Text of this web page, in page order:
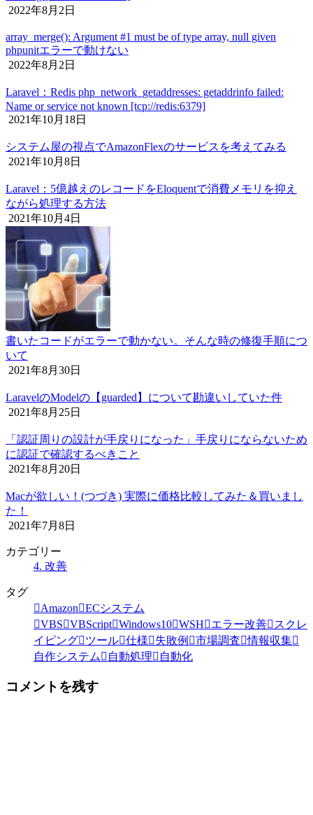
2022年8月2日
array_merge(): Argument #1 must be of type array, null given
phpunitエラーで動けない
2022年8月2日
Laravel：Redis php_network_getaddresses: getaddrinfo failed:
Name or service not known [tcp://redis:6379]
2021年10月18日
システム屋の視点でAmazonFlexのサービスを考えてみる
2021年10月8日
Laravel：5億越えのレコードをEloquentで消費メモリを抑え
ながら処理する方法
2021年10月4日
書いたコードがエラーで動かない。そんな時の修復手順につ
いて
2021年8月30日
LaravelのModelの【guarded】について勘違いしていた件
2021年8月25日
「認証周りの設計が手戻りになった」手戻りにならないため
に認証で確認するべきこと
2021年8月20日
Macが欲しい！(つづき) 実際に価格比較してみた＆買いまし
た！
2021年7月8日
カテゴリー
4. 改善
タグ
Amazon
ECシステム
VBS
VBScript Windows10 WSH エラー改善
スクレ
イピング
ツール 仕様 失敗例 市場調査
情報収集
自作システム
自動処理 自動化
コメントを残す